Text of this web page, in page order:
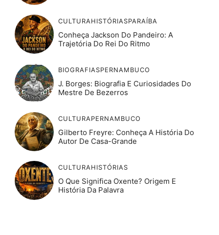
CULTURAHISTÓRIASPARAÍBA
Conheça Jackson Do Pandeiro: A
Trajetória Do Rei Do Ritmo
BIOGRAFIASPERNAMBUCO
J. Borges: Biografia E Curiosidades Do
Mestre De Bezerros
CULTURAPERNAMBUCO
Gilberto Freyre: Conheça A História Do
Autor De Casa-Grande
CULTURAHISTÓRIAS
O Que Significa Oxente? Origem E
História Da Palavra